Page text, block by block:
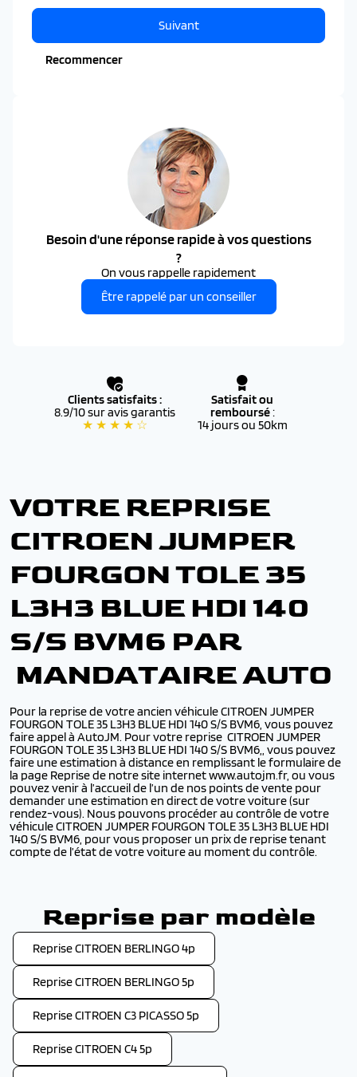
Recommencer
Suivant
Besoin d'une réponse rapide à vos questions
?
On vous rappelle rapidement
Être rappelé par un conseiller
Clients satisfaits :
8.9/10 sur avis garantis
★ ★ ★ ★ ☆
Satisfait ou
remboursé:
14 jours ou 50km
VOTRE REPRISE
CITROEN JUMPER
FOURGON TOLE 35
L3H3 BLUE HDI 140
S/S BVM6 PAR
MANDATAIRE AUTO
Pour la reprise de votre ancien véhicule CITROEN JUMPER
FOURGON TOLE 35 L3H3 BLUE HDI 140 S/S BVM6, vous pouvez
faire appel à AutoJM. Pour votre reprise CITROEN JUMPER
FOURGON TOLE 35 L3H3 BLUE HDI 140 S/S BVM6,, vous pouvez
faire une estimation à distance en remplissant le formulaire de
la page Reprise de notre site internet www.autojm.fr, ou vous
pouvez venir à l’accueil de l’un de nos points de vente pour
demander une estimation en direct de votre voiture (sur
rendez-vous). Nous pouvons procéder au contrôle de votre
véhicule CITROEN JUMPER FOURGON TOLE 35 L3H3 BLUE HDI
140 S/S BVM6, pour vous proposer un prix de reprise tenant
compte de l’état de votre voiture au moment du contrôle.
Reprise par modèle
Reprise CITROEN BERLINGO 4p
Reprise CITROEN BERLINGO 5p
Reprise CITROEN C3 PICASSO 5p
Reprise CITROEN C4 5p